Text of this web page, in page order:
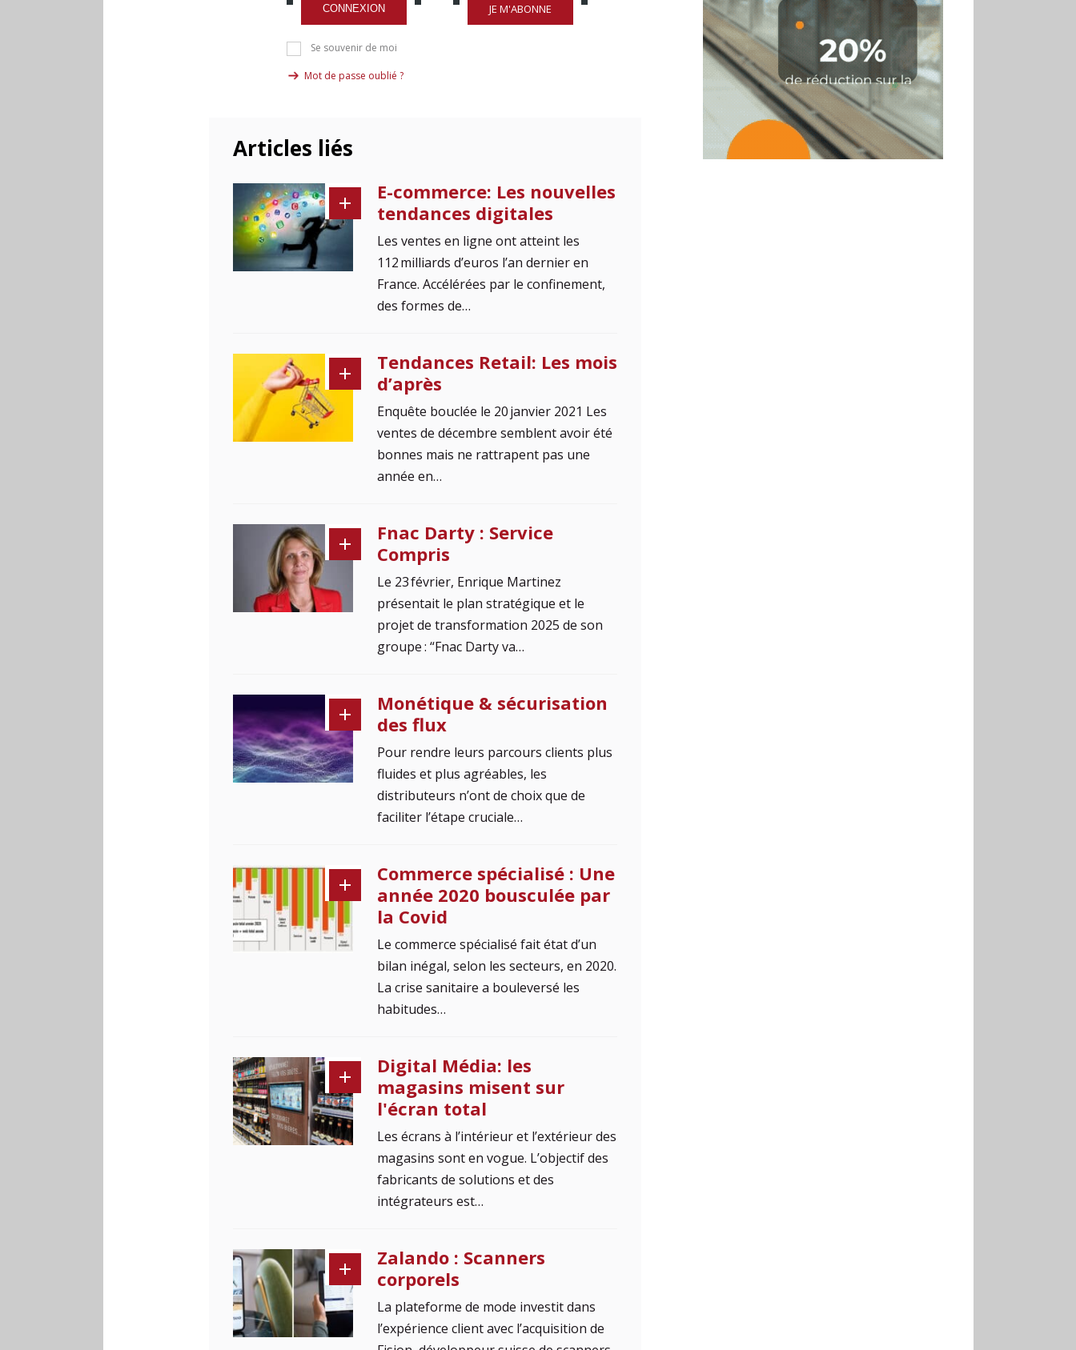
CONNEXION
Se souvenir de moi
Mot de passe oublié ?
JE M'ABONNE
Articles liés
E-commerce: Les nouvelles
tendances digitales
Les ventes en ligne ont atteint les
112 milliards d’euros l’an dernier en
France. Accélérées par le confinement,
des formes de…
Tendances Retail: Les mois
d’après
Enquête bouclée le 20 janvier 2021 Les
ventes de décembre semblent avoir été
bonnes mais ne rattrapent pas une
année en…
Fnac Darty : Service
Compris
Le 23 février, Enrique Martinez
présentait le plan stratégique et le
projet de transformation 2025 de son
groupe : “Fnac Darty va…
Monétique & sécurisation
des flux
Pour rendre leurs parcours clients plus
fluides et plus agréables, les
distributeurs n’ont de choix que de
faciliter l’étape cruciale…
Commerce spécialisé : Une
année 2020 bousculée par
la Covid
Le commerce spécialisé fait état d’un
bilan inégal, selon les secteurs, en 2020.
La crise sanitaire a bouleversé les
habitudes…
Digital Média: les
magasins misent sur
l'écran total
Les écrans à l’intérieur et l’extérieur des
magasins sont en vogue. L’objectif des
fabricants de solutions et des
intégrateurs est…
Zalando : Scanners
corporels
La plateforme de mode investit dans
l’expérience client avec l’acquisition de